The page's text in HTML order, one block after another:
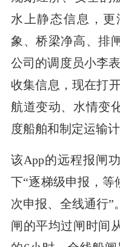
水上静态信息，
象、桥梁净高、排
公司的调度员小李
收集信息，现在打
航道变动、水情变
度船舶和制定运输
该App的远程报闸
下“逐梯级申报，等
次申报、全线通行”
闸的平均过闸时间